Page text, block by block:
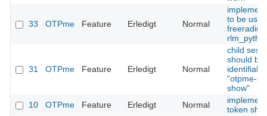
33 OTPme Feature Erledigt Normal
to be
freeradius
31 OTPme Feature Erledigt Normal
child
should be
"otpme-
show"
10
OTPme Feature Erledigt Normal
token